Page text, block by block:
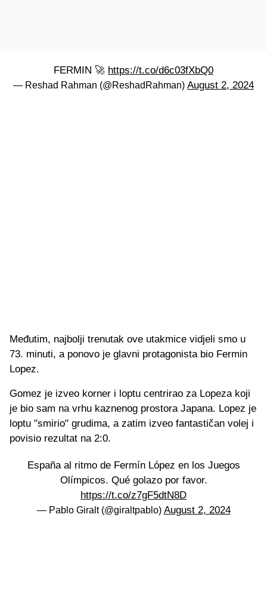
FERMIN 🚀 https://t.co/d6c03fXbQ0
— Reshad Rahman (@ReshadRahman) August 2, 2024
Međutim, najbolji trenutak ove utakmice vidjeli smo u
73. minuti, a ponovo je glavni protagonista bio Fermin
Lopez.
Gomez je izveo korner i loptu centrirao za Lopeza koji
je bio sam na vrhu kaznenog prostora Japana. Lopez je
loptu "smirio" grudima, a zatim izveo fantastičan volej i
povisio rezultat na 2:0.
España al ritmo de Fermín López en los Juegos
Olímpicos. Qué golazo por favor.
https://t.co/z7gF5dtN8D
— Pablo Giralt (@giraltpablo) August 2, 2024